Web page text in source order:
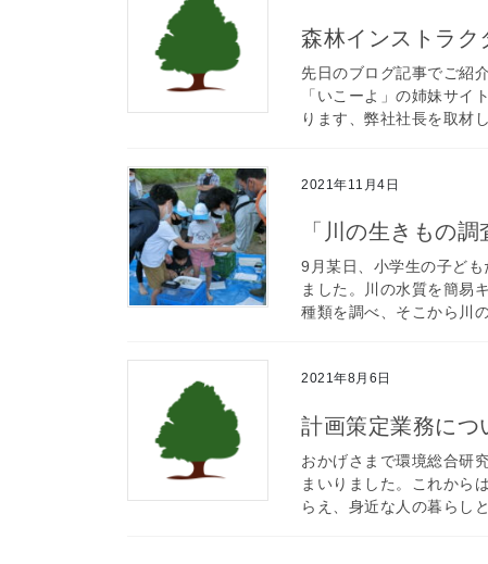
森林インストラク
先日のブログ記事でご紹
「いこーよ」の姉妹サイ
ります、弊社社長を取
2021年11月4日
「川の生きもの
9月某日、小学生の子ど
ました。川の水質を簡易
種類を調べ、そこから川
2021年8月6日
計画策定業務につ
おかげさまで環境総合研
まいりました。これから
らえ、身近な人の暮らし